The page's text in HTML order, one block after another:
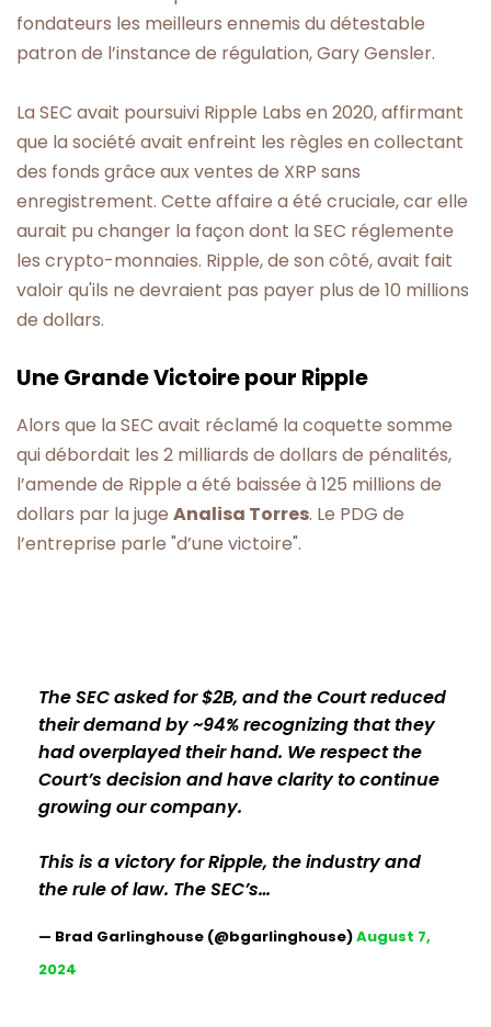
fondateurs les meilleurs ennemis du détestable
patron de l’instance de régulation, Gary Gensler.
La SEC avait poursuivi Ripple Labs en 2020, affirmant
que la société avait enfreint les règles en collectant
des fonds grâce aux ventes de XRP sans
enregistrement. Cette affaire a été cruciale, car elle
aurait pu changer la façon dont la SEC réglemente
les crypto-monnaies. Ripple, de son côté, avait fait
valoir qu'ils ne devraient pas payer plus de 10 millions
de dollars.
Une Grande Victoire pour Ripple
Alors que la SEC avait réclamé la coquette somme
qui débordait les 2 milliards de dollars de pénalités,
l’amende de Ripple a été baissée à 125 millions de
dollars par la juge Analisa Torres. Le PDG de
l’entreprise parle "d’une victoire".
The SEC asked for $2B, and the Court reduced
their demand by ~94% recognizing that they
had overplayed their hand. We respect the
Court’s decision and have clarity to continue
growing our company.
This is a victory for Ripple, the industry and
the rule of law. The SEC’s…
— Brad Garlinghouse (@bgarlinghouse)August 7,
2024